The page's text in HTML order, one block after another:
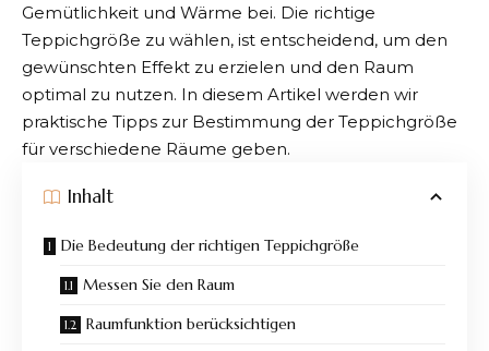
Gemütlichkeit und Wärme bei. Die richtige
Teppichgröße zu wählen, ist entscheidend, um den
gewünschten Effekt zu erzielen und den Raum
optimal zu nutzen. In diesem Artikel werden wir
praktische Tipps zur Bestimmung der Teppichgröße
für verschiedene Räume geben.
Inhalt
Die Bedeutung der richtigen Teppichgröße
Messen Sie den Raum
Raumfunktion berücksichtigen